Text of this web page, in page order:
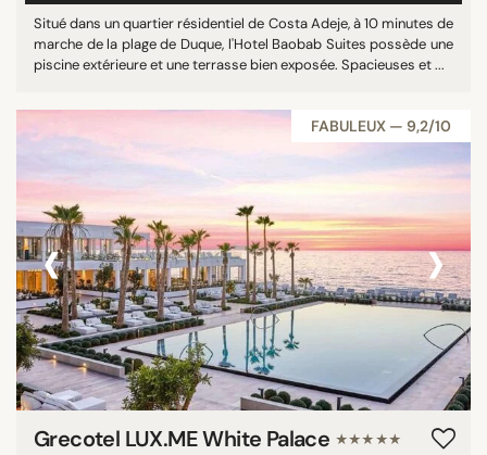
Situé dans un quartier résidentiel de Costa Adeje, à 10 minutes de
marche de la plage de Duque, l'Hotel Baobab Suites possède une
piscine extérieure et une terrasse bien exposée. Spacieuses et ...
FABULEUX — 9,2/10
‹ ›
Grecotel LUX.ME White Palace​ ★★★★★